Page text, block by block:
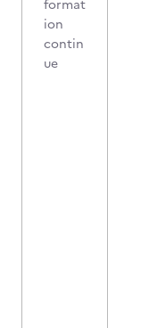
format
ion
contin
ue